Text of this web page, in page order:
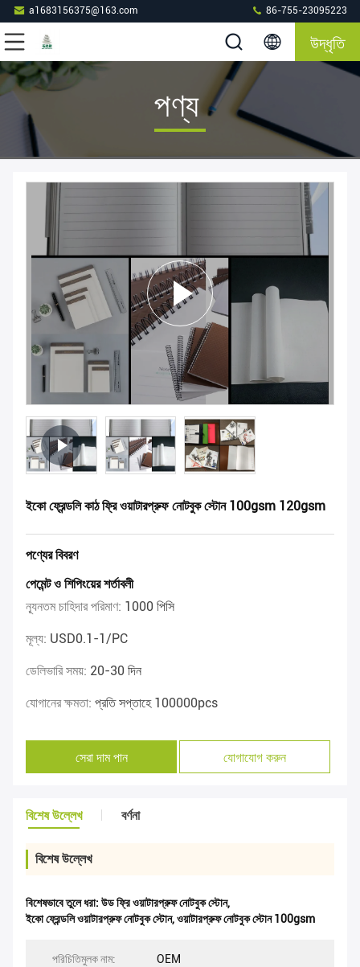
a1683156375@163.com 86-755-23095223
উদ্ধৃতি
পণ্য
ইকো ফ্রেন্ডলি কাঠ ফ্রি ওয়াটারপ্রুফ নোটবুক স্টোন 100gsm 120gsm
পণ্যের বিবরণ
পেমেন্ট ও শিপিংয়ের শর্তাবলী
ন্যূনতম চাহিদার পরিমাণ: 1000 পিসি
মূল্য: USD0.1-1/PC
ডেলিভারি সময়: 20-30 দিন
যোগানের ক্ষমতা: প্রতি সপ্তাহে 100000pcs
সেরা দাম পান যোগাযোগ করুন
বিশেষ উল্লেখ বর্ণনা
বিশেষ উল্লেখ
বিশেষভাবে তুলে ধরা: উড ফ্রি ওয়াটারপ্রুফ নোটবুক স্টোন,
ইকো ফ্রেন্ডলি ওয়াটারপ্রুফ নোটবুক স্টোন,ওয়াটারপ্রুফ নোটবুক স্টোন 100gsm
পরিচিতিমুলক নাম: OEM